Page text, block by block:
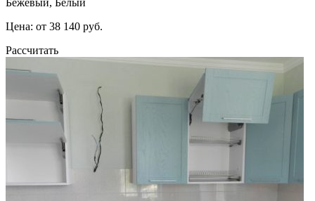
Цена: от 38 140 руб.
Рассчитать